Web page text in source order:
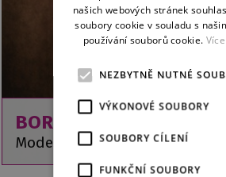
BORIS GODUNOV
Modest Musorgskij
našich webových stránek
soubory cookie v souladu s
používání souborů cookie.
NEZBYTNĚ NUTNÉ
VÝKONOVÉ SOUBORY
SOUBORY CÍLENÍ
FUNKČNÍ SOUBORY